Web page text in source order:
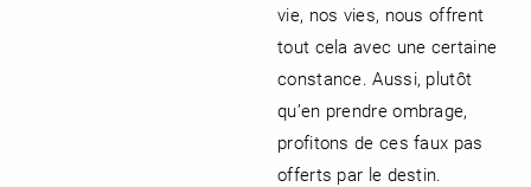
vie, nos vies, nous offrent
tout cela avec une certaine
constance. Aussi, plutôt
qu’en prendre ombrage,
profitons de ces faux pas
offerts par le destin.